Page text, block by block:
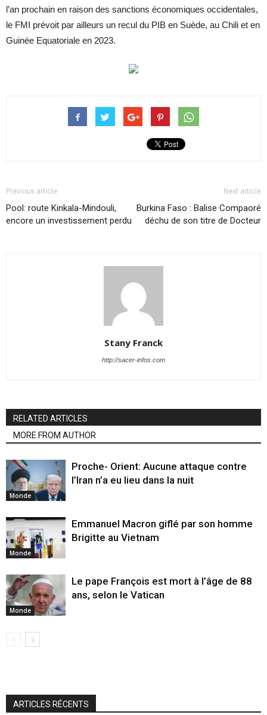
l’an prochain en raison des sanctions économiques occidentales,
le FMI prévoit par ailleurs un recul du PIB en Suède, au Chili et en
Guinée Equatoriale en 2023.
Previous article
Pool: route Kinkala-Mindouli,
encore un investissement perdu
Next article
Burkina Faso : Balise Compaoré
déchu de son titre de Docteur
Stany Franck
http://sacer-infos.com
RELATED ARTICLES
MORE FROM AUTHOR
Monde
Proche- Orient: Aucune attaque contre
l’Iran n’a eu lieu dans la nuit
Monde
Emmanuel Macron giflé par son homme
Brigitte au Vietnam
Monde
Le pape François est mort à l’âge de 88
ans, selon le Vatican
ARTICLES RÉCENTS